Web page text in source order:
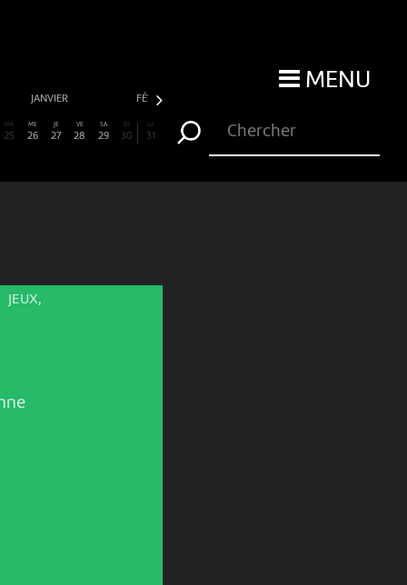
MENU
JANVIER FÉVRIER
MA
25
ME
26
JE
27
VE
28
SA
29
DI
30
LU
31
JEUX,